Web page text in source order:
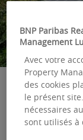
Dans cette
BNP Paribas
Management
Avec votre
Property
des cookies
le présent
nécessaires
sont utilisés à